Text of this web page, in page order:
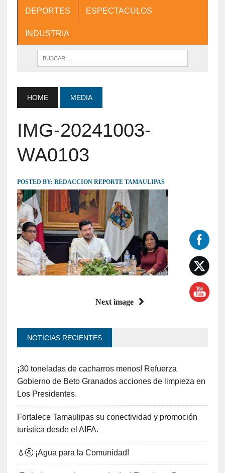
DEPORTES ESPECTACULOS
INDUSTRIA
HOME MEDIA
IMG-20241003-
WA0103
POSTED BY: REDACCION REPORTE TAMAULIPAS
Next image
NOTICIAS RECIENTES
¡30 toneladas de cacharros menos! Refuerza
Gobierno de Beto Granados acciones de limpieza en
Los Presidentes.
Fortalece Tamaulipas su conectividad y promoción
turística desde el AIFA.
💧🚰 ¡Agua para la Comunidad!